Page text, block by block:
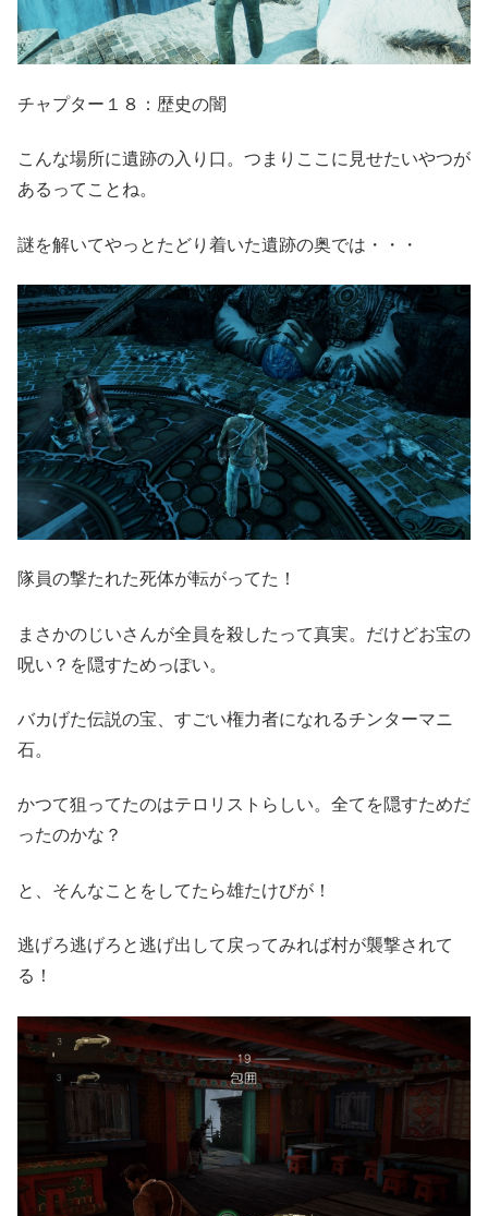
チャプター１８：歴史の闇
こんな場所に遺跡の入り口。つまりここに見せたいやつが
あるってことね。
謎を解いてやっとたどり着いた遺跡の奥では・・・
隊員の撃たれた死体が転がってた！
まさかのじいさんが全員を殺したって真実。だけどお宝の
呪い？を隠すためっぽい。
バカげた伝説の宝、すごい権力者になれるチンターマニ
石。
かつて狙ってたのはテロリストらしい。全てを隠すためだ
ったのかな？
と、そんなことをしてたら雄たけびが！
逃げろ逃げろと逃げ出して戻ってみれば村が襲撃されて
る！